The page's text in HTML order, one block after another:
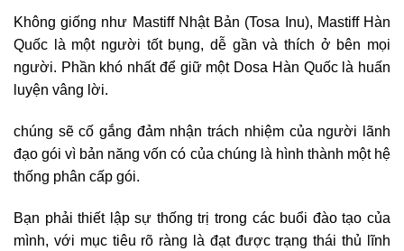
Không giống như Mastiff Nhật Bản (Tosa Inu), Mastiff Hàn
Quốc là một người tốt bụng, dễ gần và thích ở bên mọi
người. Phần khó nhất để giữ một Dosa Hàn Quốc là huấn
luyện vâng lời.
chúng sẽ cố gắng đảm nhận trách nhiệm của người lãnh
đạo gói vì bản năng vốn có của chúng là hình thành một hệ
thống phân cấp gói.
Bạn phải thiết lập sự thống trị trong các buổi đào tạo của
mình, với mục tiêu rõ ràng là đạt được trạng thái thủ lĩnh